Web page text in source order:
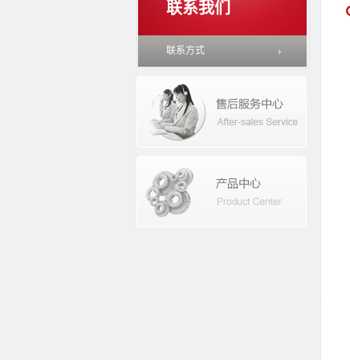
联系我们
联系方式